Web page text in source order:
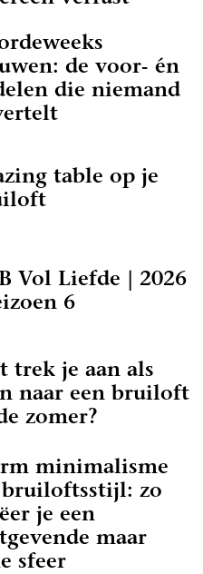
de voor- én
die niemand
table op je
Vol Liefde | 2026
6
trek je aan als
naar een bruiloft
zomer?
minimalisme
bruiloftsstijl: zo
je een
maar
sfeer